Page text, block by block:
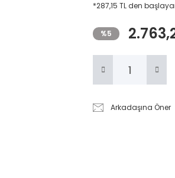
*287,15 TL den
%5
Arkadaşına Öner